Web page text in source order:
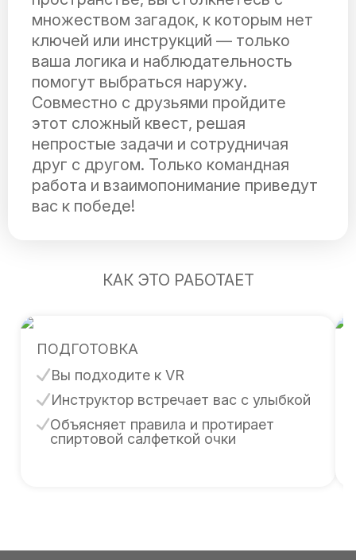
множеством загадок, к которым нет
ключей или инструкций — только
ваша логика и наблюдательность
помогут выбраться наружу.
Совместно с друзьями пройдите
этот сложный квест, решая
непростые задачи и сотрудничая
друг с другом. Только командная
работа и взаимопонимание приведут
вас к победе!
КАК ЭТО РАБОТАЕТ
ПОДГОТОВКА
Вы подходите к VR
Инструктор встречает вас с улыбкой
Объясняет правила и протирает
спиртовой салфеткой очки